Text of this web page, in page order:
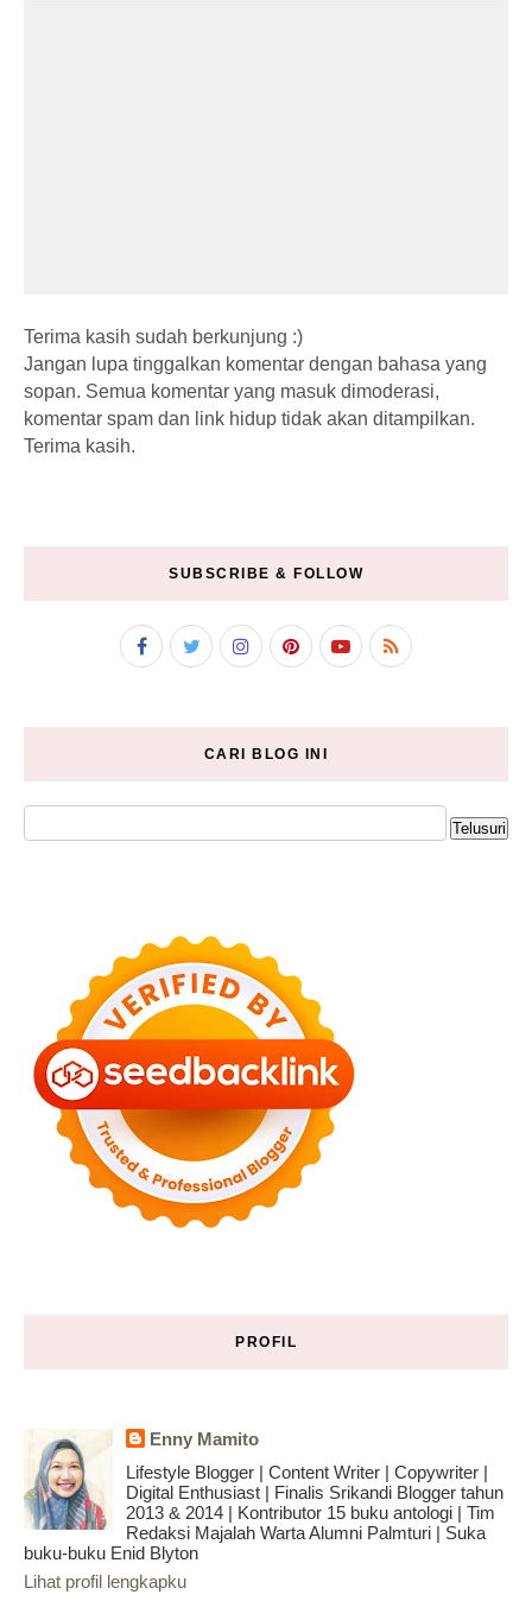
Terima kasih sudah berkunjung :)
Jangan lupa tinggalkan komentar dengan bahasa yang
sopan. Semua komentar yang masuk dimoderasi,
komentar spam dan link hidup tidak akan ditampilkan.
Terima kasih.
SUBSCRIBE & FOLLOW
CARI BLOG INI
PROFIL
Enny Mamito
Lifestyle Blogger | Content Writer | Copywriter |
Digital Enthusiast | Finalis Srikandi Blogger tahun
2013 & 2014 | Kontributor 15 buku antologi | Tim
Redaksi Majalah Warta Alumni Palmturi | Suka
buku-buku Enid Blyton
Lihat profil lengkapku